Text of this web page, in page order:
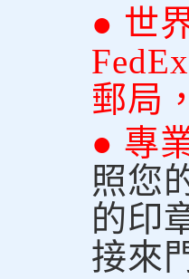
● 世
郵局
● 專
照您
的印
接來